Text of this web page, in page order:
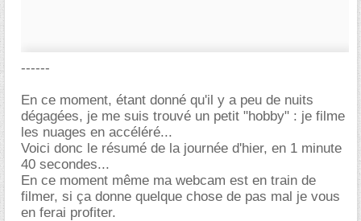
------
En ce moment, étant donné qu'il y a peu de nuits
dégagées, je me suis trouvé un petit "hobby" : je filme
les nuages en accéléré...
Voici donc le résumé de la journée d'hier, en 1 minute
40 secondes...
En ce moment même ma webcam est en train de
filmer, si ça donne quelque chose de pas mal je vous
en ferai profiter.